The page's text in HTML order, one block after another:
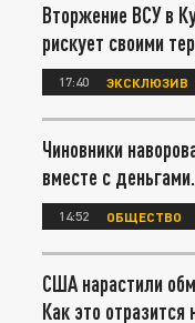
Вторжение ВСУ в
рискует своими
17:40 ЭКСКЛЮЗИВ
Чиновники
вместе с
14:52 ОБЩЕСТВО
США нарастили
Как это отразится